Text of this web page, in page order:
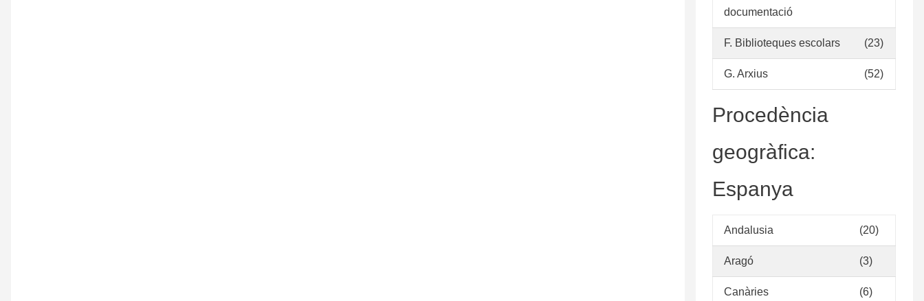
documentació
F. Biblioteques escolars (23)
G. Arxius (52)
Procedència
geogràfica:
Espanya
Andalusia (20)
Aragó (3)
Canàries (6)